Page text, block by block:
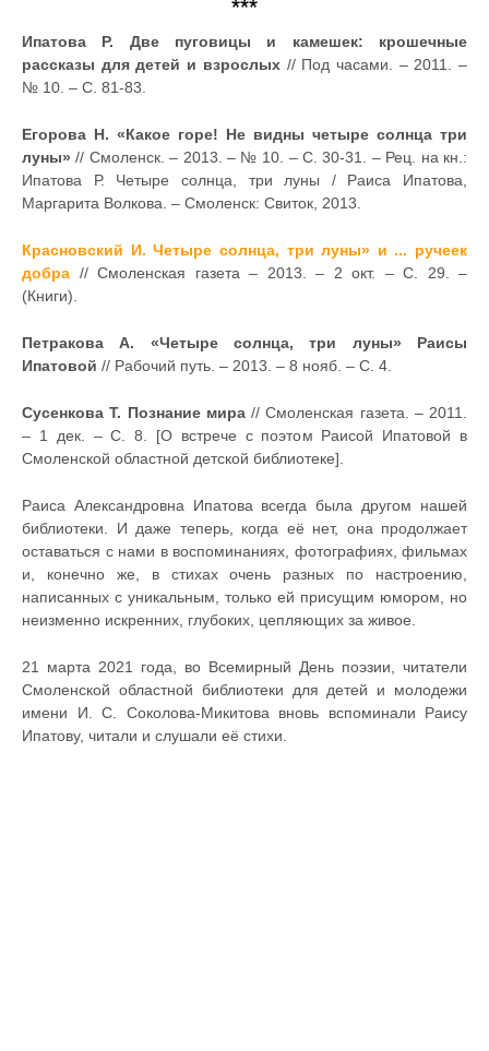
***
Ипатова Р. Две пуговицы и камешек: крошечные
рассказы для детей и взрослых // Под часами. – 2011. –
№ 10. – С. 81-83.
Егорова Н. «Какое горе! Не видны четыре солнца три
луны» // Смоленск. – 2013. – № 10. – С. 30-31. – Рец. на кн.:
Ипатова Р. Четыре солнца, три луны / Раиса Ипатова,
Маргарита Волкова. – Смоленск: Свиток, 2013.
Красновский И. Четыре солнца, три луны» и ... ручеек
добра // Смоленская газета – 2013. – 2 окт. – С. 29. –
(Книги).
Петракова А. «Четыре солнца, три луны» Раисы
Ипатовой // Рабочий путь. – 2013. – 8 нояб. – С. 4.
Сусенкова Т. Познание мира// Смоленская газета. – 2011.
– 1 дек. – С. 8. [О встрече с поэтом Раисой Ипатовой в
Смоленской областной детской библиотеке].
Раиса Александровна Ипатова всегда была другом нашей
библиотеки. И даже теперь, когда её нет, она продолжает
оставаться с нами в воспоминаниях, фотографиях, фильмах
и, конечно же, в стихах очень разных по настроению,
написанных с уникальным, только ей присущим юмором, но
неизменно искренних, глубоких, цепляющих за живое.
21 марта 2021 года, во Всемирный День поэзии, читатели
Смоленской областной библиотеки для детей и молодежи
имени И. С. Соколова-Микитова вновь вспоминали Раису
Ипатову, читали и слушали её стихи.